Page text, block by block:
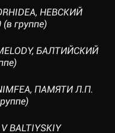
НЕВСКИЙ
группе)
БАЛТИЙСКИЙ
ПАМЯТИ Л.П.
BALTIYSKIY